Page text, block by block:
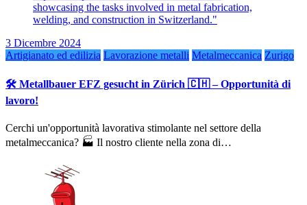
3 Dicembre 2024
Artigianato ed edilizia Lavorazione metalli Metalmeccanica Zurigo
🛠️ Metallbauer EFZ gesucht in Zürich 🇨🇭 – Opportunità di
lavoro!
Cerchi un'opportunità lavorativa stimolante nel settore della
metalmeccanica? 🏭 Il nostro cliente nella zona di…